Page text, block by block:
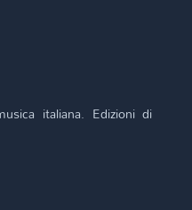
italiana. Edizioni di